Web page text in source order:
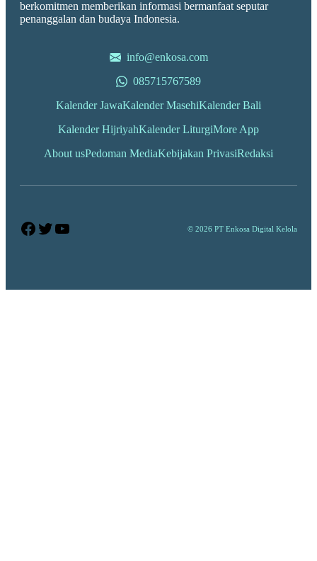
berkomitmen memberikan informasi bermanfaat seputar
penanggalan dan budaya Indonesia.
info@enkosa.com
085715767589
Kalender JawaKalender MasehiKalender Bali
Kalender HijriyahKalender LiturgiMore App
About usPedoman MediaKebijakan PrivasiRedaksi
Facebook
Twitter
YouTube © 2026 PT Enkosa Digital Kelola